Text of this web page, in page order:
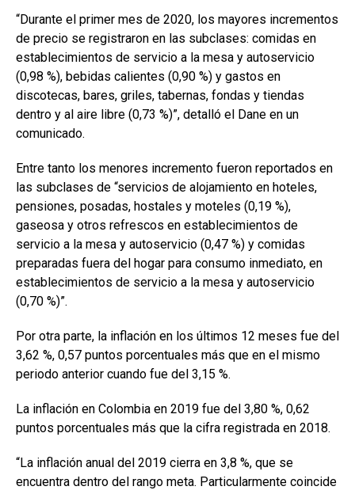
“Durante el primer mes de 2020, los mayores incrementos
de precio se registraron en las subclases: comidas en
establecimientos de servicio a la mesa y autoservicio
(0,98 %), bebidas calientes (0,90 %) y gastos en
discotecas, bares, griles, tabernas, fondas y tiendas
dentro y al aire libre (0,73 %)”, detalló el Dane en un
comunicado.
Entre tanto los menores incremento fueron reportados en
las subclases de “servicios de alojamiento en hoteles,
pensiones, posadas, hostales y moteles (0,19 %),
gaseosa y otros refrescos en establecimientos de
servicio a la mesa y autoservicio (0,47 %) y comidas
preparadas fuera del hogar para consumo inmediato, en
establecimientos de servicio a la mesa y autoservicio
(0,70 %)”.
Por otra parte, la inflación en los últimos 12 meses fue del
3,62 %, 0,57 puntos porcentuales más que en el mismo
periodo anterior cuando fue del 3,15 %.
La inflación en Colombia en 2019 fue del 3,80 %, 0,62
puntos porcentuales más que la cifra registrada en 2018.
“La inflación anual del 2019 cierra en 3,8 %, que se
encuentra dentro del rango meta. Particularmente coincide